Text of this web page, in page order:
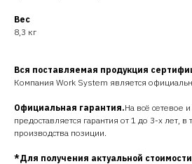
Вес
8,3 кг
Вся поставляемая продукция
Компания Work System является
Официальная гарантия.На всё сетевое
предоставляется гарантия от 1 до 3-х лет, в
производства позиции.
*Для получения актуальной